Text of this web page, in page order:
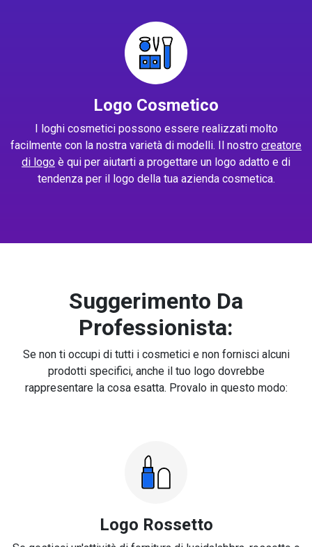
Logo Cosmetico
I loghi cosmetici possono essere realizzati molto
facilmente con la nostra varietà di modelli. Il nostro creatore
di logo è qui per aiutarti a progettare un logo adatto e di
tendenza per il logo della tua azienda cosmetica.
Suggerimento Da
Professionista:
Se non ti occupi di tutti i cosmetici e non fornisci alcuni
prodotti specifici, anche il tuo logo dovrebbe
rappresentare la cosa esatta. Provalo in questo modo:
Logo Rossetto